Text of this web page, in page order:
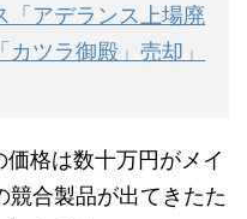
「アデランス上場廃
ツラ御殿」売却」
格は数十万円がメイ
競合製品が出てきたた